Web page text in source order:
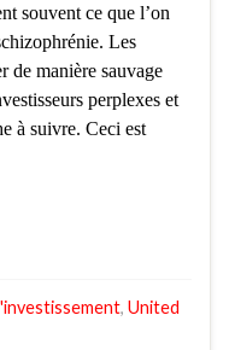
souvent ce que l’on
Les
de manière sauvage
perplexes et
à suivre. Ceci est
, United